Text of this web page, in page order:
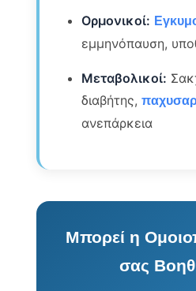
Ορμονικοί:
εμμηνόπαυση,
Μεταβολικοί:
διαβήτης,
ανεπάρκεια
Μπορεί η
σας